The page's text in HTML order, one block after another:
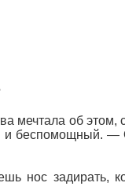
мечтала об этом,
и беспомощный.
нос задирать,